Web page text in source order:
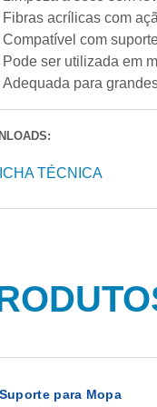
Fibras acrílicas com
Compatível com
Pode ser utilizada em
Adequada para
TÉCNICA
Suporte para Mopa